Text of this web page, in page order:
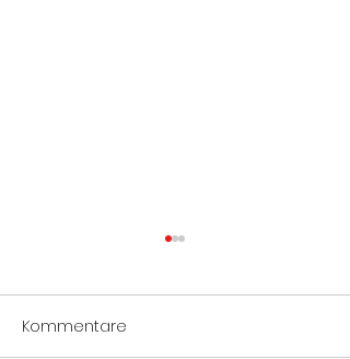
Kommentare